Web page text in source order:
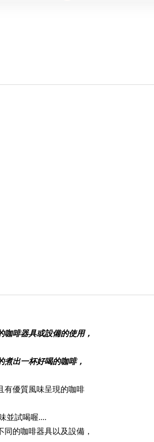
啡器具或設備的使用，
出一杯好喝的咖啡，
有優質風味呈現的咖啡
並試喝喔....
的咖啡器具以及設備，